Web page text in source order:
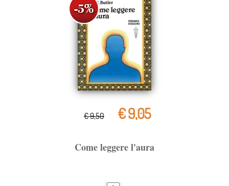
€ 9,50 € 9,05
Come leggere l'aura